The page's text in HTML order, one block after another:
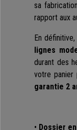
sa
rapport aux
En définitive,
lignes
durant des
votre panier
garantie 2
• Dossier